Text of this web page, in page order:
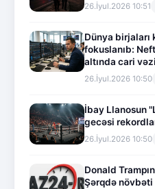
26.İyul.2026 10:51
Dünya
fokuslanıb:
altında cari
26.İyul.2026 10:50
İbay Llanosun
gecəsi
26.İyul.2026 10:50
Donald
Şərqdə